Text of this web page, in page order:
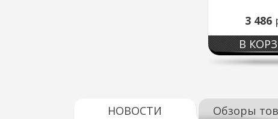
3 486
В
НОВОСТИ Обзоры